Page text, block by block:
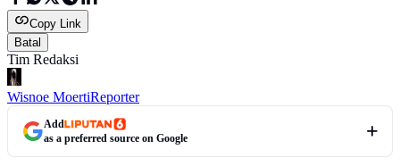
Copy Link
Batal
Tim Redaksi
Wisnoe MoertiReporter
Add
as a preferred source on Google